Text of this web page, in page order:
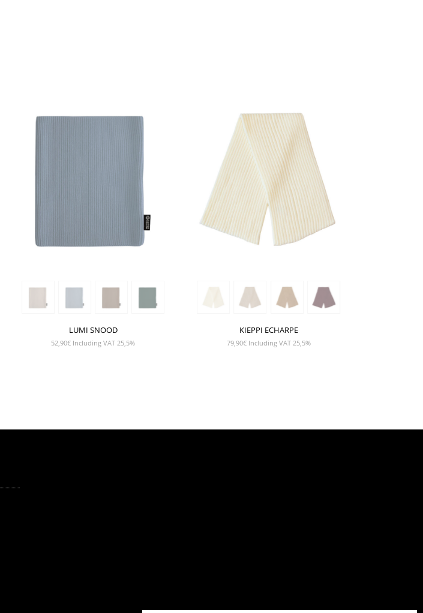
LUMI SNOOD
52,90€ Including VAT 25,5%
KIEPPI ECHARPE
79,90€ Including VAT 25,5%